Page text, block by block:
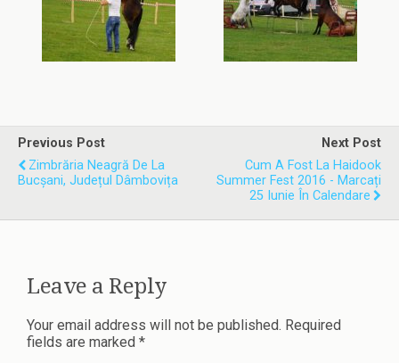
Previous Post
Zimbrăria Neagră De La
Bucșani, Județul Dâmbovița
Next Post
Cum A Fost La Haidook
Summer Fest 2016 - Marcați
25 Iunie În Calendare
Leave a Reply
Your email address will not be published. Required
fields are marked *